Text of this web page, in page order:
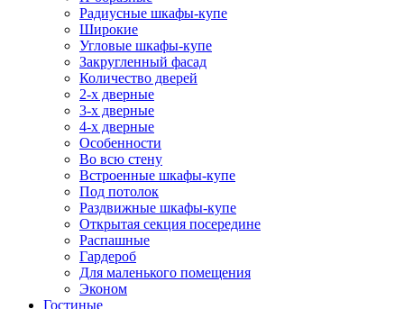
Радиусные шкафы-купе
Широкие
Угловые шкафы-купе
Закругленный фасад
Количество дверей
2-х дверные
3-х дверные
4-х дверные
Особенности
Во всю стену
Встроенные шкафы-купе
Под потолок
Раздвижные шкафы-купе
Открытая секция посередине
Распашные
Гардероб
Для маленького помещения
Эконом
Гостиные